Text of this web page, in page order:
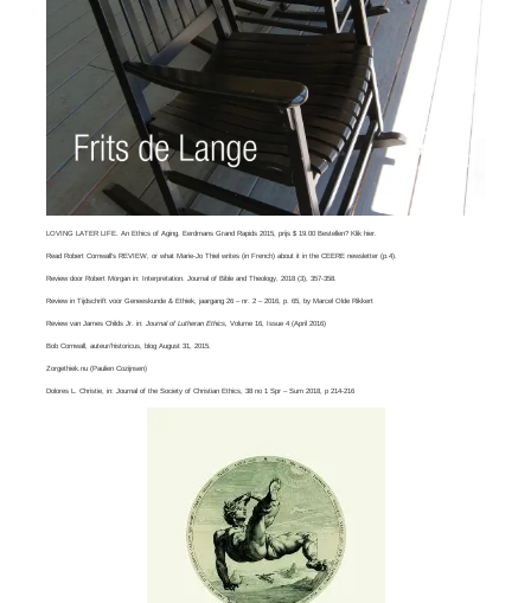
LOVING LATER LIFE. An Ethics of Aging. Eerdmans Grand Rapids 2015, prijs $ 19.00 Bestellen? Klikhier
ReadRobert Cornwall’s REVIEW , or whatMarie-Jo Thiel writes (in French) about it in the CEERE newsletter (p.4).
Review door Robert Morgan in:Interpretation. Journal of Bible and Theology , 2018 (3), 357-358.
Review in Tijdschrift voor Geneeskunde & Ethiek, jaargang 26 – nr. 2 – 2016, p. 65, byMarcel Olde Rikkert
Review van James Childs Jr . in: Journal of Lutheran Ethics,Volume 16, Issue 4​ (April 2016)
Bob Cornwall , auteur/historicus, blog August 31, 2015.
Zorgethiek.nu (Paulien Cozijnsen)
Dolores L. Christie, in: Journal of the Society of Christian Ethics , 38 no 1 Spr – Sum 2018, p 214-216